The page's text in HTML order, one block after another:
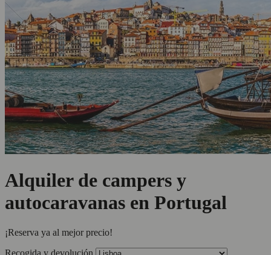
Alquiler de campers y
autocaravanas en Portugal
¡Reserva ya al mejor precio!
Recogida y devolución